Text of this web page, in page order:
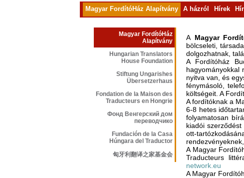
Magyar FordítóHáz Alapítvány A házról Hírek
Magyar FordítóHáz
Alapítvány
Hungarian Translators
House Foundation
Stiftung Ungarishes
Übersetzerhaus
Fondation de la Maison des
Traducteurs en Hongrie
Фонд Венгерский дом
переводчико
Fundación de la Casa
Húngara del Traductor
匈牙利翻译之家基金会
A Magyar
bölcseleti,
dolgozhatnak,
A Fordítóház
hagyományokkal
nyitva van, és
fénymásoló,
költségeit. A
A fordítóknak a
6-8 hetes
folyamatosan
kiadói
ott-
A Magyar
Traducteurs
network.eu
A Magyar